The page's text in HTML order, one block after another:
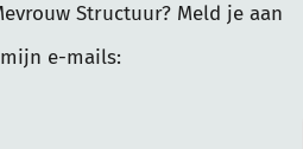
Structuur? Meld je aan
e-mails: